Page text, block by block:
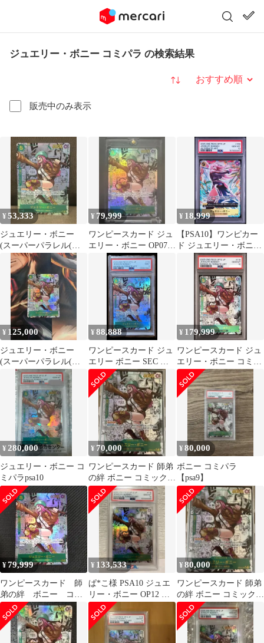
ジュエリー・ボニー コミパラ の検索結果
販売中のみ表示
並び替え
¥53,333
ジュエリー・ボニー
(スーパーパラレル(コ
ミパラ)) OP12-118
¥ 79,999
ワンピースカード ジュ
エリー・ボニー OP07-
118 SEC コミパラ
¥ 18,999
【PSA10】ワンピカー
ド ジュエリー・ボニー
コミパラ OP13-108
¥ 125,000
ジュエリー・ボニー
(スーパーパラレル(コ
ミパラ)) OP12-118
¥88,888
ワンピースカード ジュ
エリー ボニー SEC コ
ミパラ OP12-118
¥ 179,999
ワンピースカード ジュ
エリー・ボニー コミパ
ラ OP12-118 PSA10
¥280,000
ジュエリー・ボニー コ
ミパラpsa10
¥ 70,000
ワンピースカード 師弟
の絆 ボニー コミックパ
ラレル 正規品
¥80,000
ボニー コミパラ
【psa9】
¥79,999
ワンピースカード 師
弟の絆 ボニー コミ
パラ 美品
¥ 133,533
ぱ*こ様 PSA10 ジュエ
リー・ボニー OP12 マ
ンガパラレル
¥80,000
ワンピースカード 師弟
の絆 ボニー コミックパ
ラレル 正規品